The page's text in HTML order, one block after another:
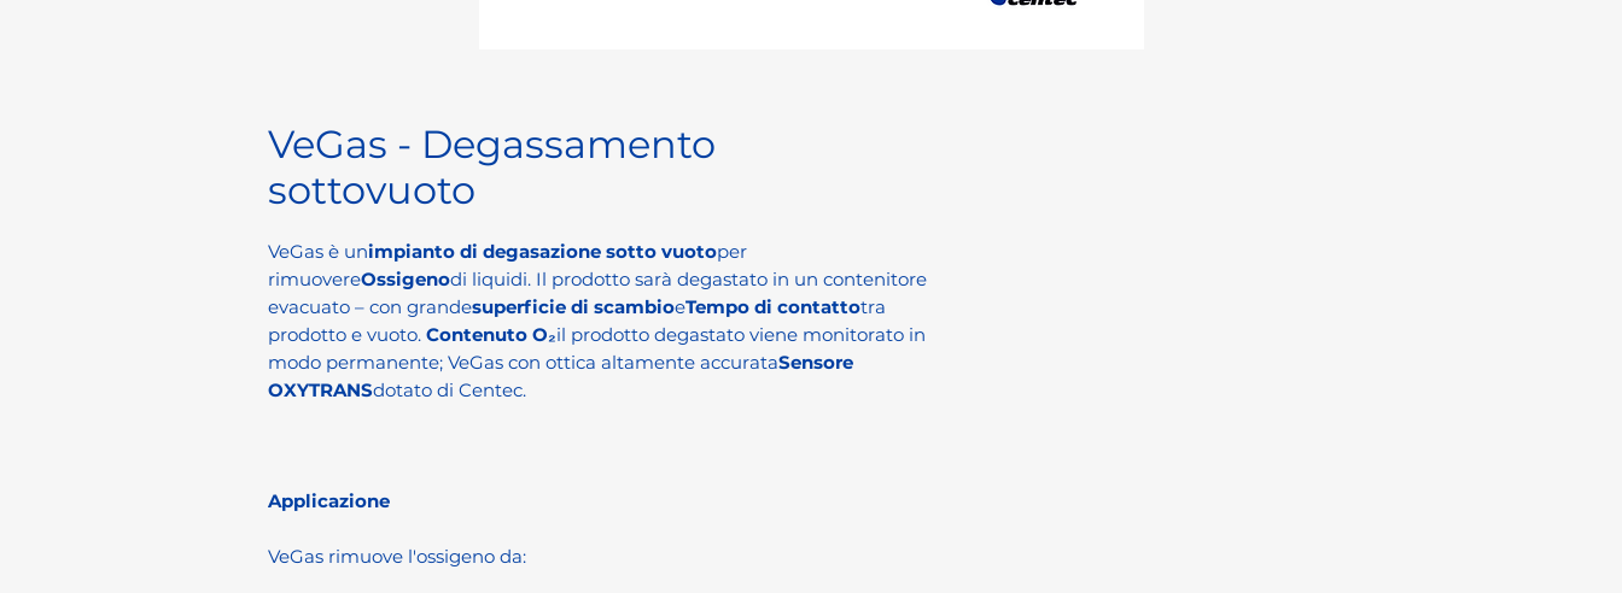
VeGas - Degassamento
sottovuoto
VeGas è unimpianto di degasazione sotto vuotoper
rimuovereOssigenodi liquidi. Il prodotto sarà degastato in un contenitore
evacuato – con grandesuperficie di scambioeTempo di contattotra
prodotto e vuoto. Contenuto O₂il prodotto degastato viene monitorato in
modo permanente; VeGas con ottica altamente accurataSensore
OXYTRANSdotato di Centec.
Applicazione
VeGas rimuove l'ossigeno da: